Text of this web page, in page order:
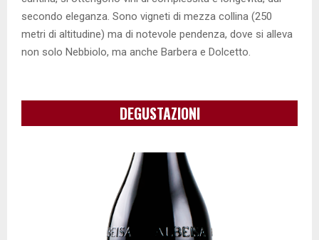
secondo eleganza. Sono vigneti di mezza collina (250
metri di altitudine) ma di notevole pendenza, dove si alleva
non solo Nebbiolo, ma anche Barbera e Dolcetto.
DEGUSTAZIONI